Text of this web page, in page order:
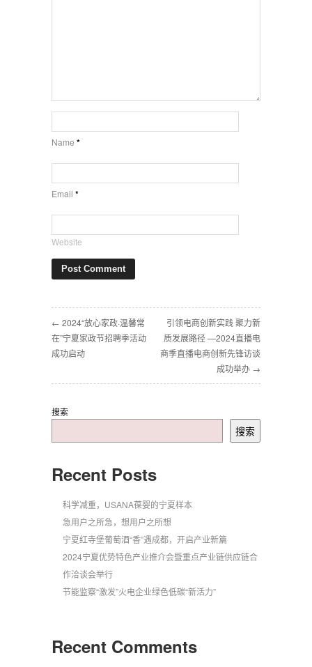
Name *
Email *
Website
← 2024“放心家政·温馨常
在”宁夏家政节招聘季活动
成功启动
引领电商创新实践 聚力新
质发展路径 —2024直播电
商季直播电商创新先锋访谈
成功举办 →
搜索
搜索
Recent Posts
科学减重，USANA葆婴的宁夏样本
急用户之所急，想用户之所想
宁夏红寺堡葡萄酒“香”遇成都，开启产业新篇
2024宁夏优势特色产业推介会暨重点产业链供应链合
作洽谈会举行
节能监察“激发”火电企业绿色低碳“新活力”
Recent Comments